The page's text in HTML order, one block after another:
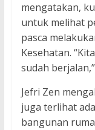
mengatakan,
untuk melihat
pasca
Kesehatan.
sudah
Jefri Zen
juga terlihat
bangunan